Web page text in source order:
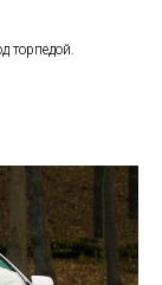
торпедой.